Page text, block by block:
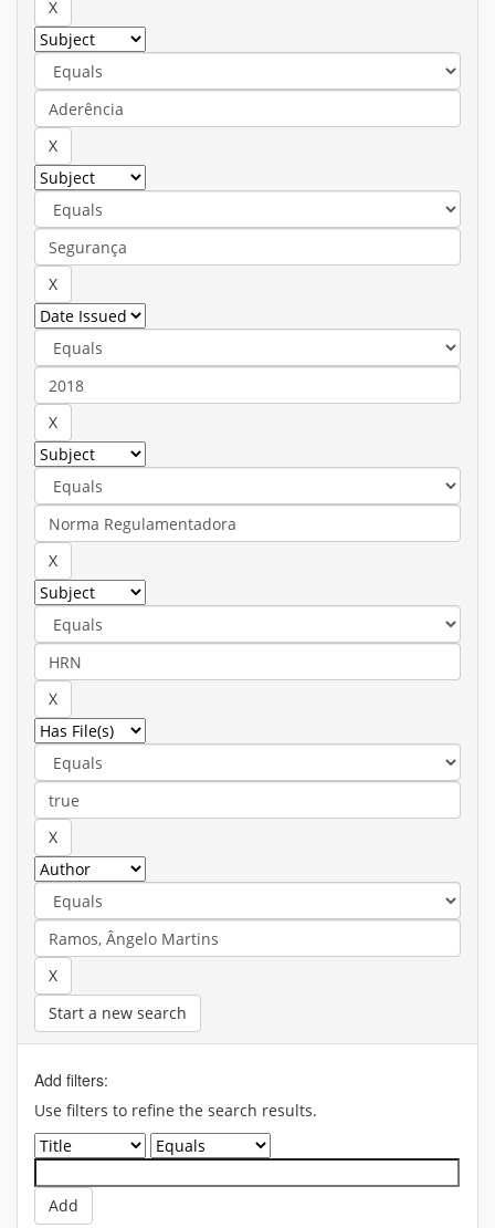
Start a new search
Add filters:
Use filters to refine the search results.